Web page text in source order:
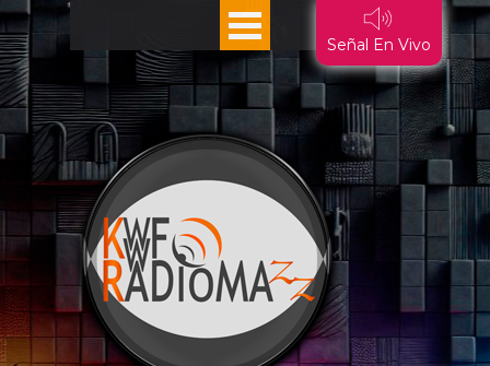
Vaya al Contenido
Señal En Vivo
Saltar menú